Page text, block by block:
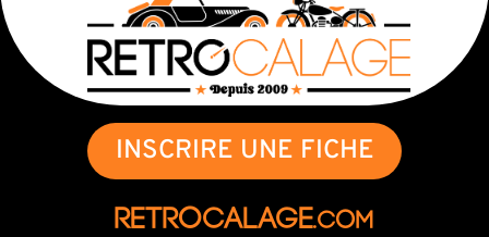
INSCRIRE UNE FICHE
RETROCALAGE.com